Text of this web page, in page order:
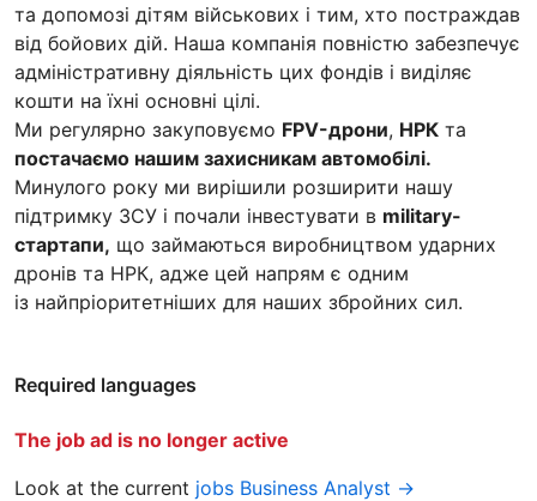
та допомозі дітям військових і тим, хто постраждав
від бойових дій. Наша компанія повністю забезпечує
адміністративну діяльність цих фондів і виділяє
кошти на їхні основні цілі.
Ми регулярно закуповуємо FPV-дрони, НРК та
постачаємо нашим захисникам автомобілі.
Минулого року ми вирішили розширити нашу
підтримку ЗСУ і почали інвестувати в military-
стартапи, що займаються виробництвом ударних
дронів та НРК, адже цей напрям є одним
із найпріоритетніших для наших збройних сил.
Required languages
The job ad is no longer active
Look at the current jobs Business Analyst →